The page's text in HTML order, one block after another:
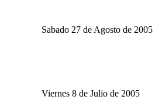
Sabado 27 de Agosto de 2005
Viernes 8 de Julio de 2005